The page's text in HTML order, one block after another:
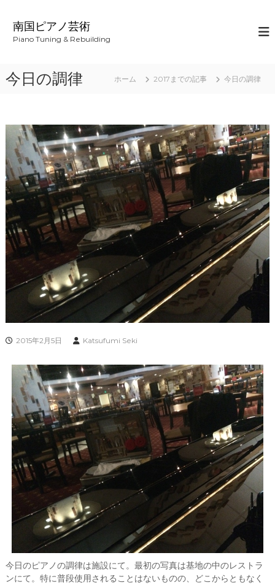
ス
南国ピアノ芸術
Piano Tuning & Rebuilding
今日の調律 ホーム 2017までの記事 今日の調律
2015年2月5日 Katsufumi Seki
今日のピアノの調律は施設にて。最初の写真は基地の中のレストラ
ンにて。特に普段使用されることはないものの、どこからともなく